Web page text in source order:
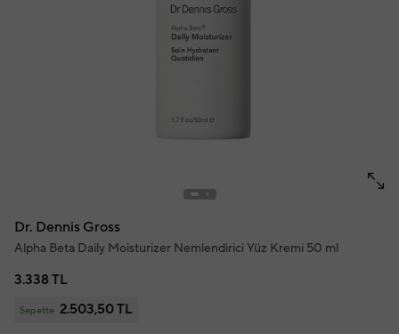
Dr. Dennis Gross
Alpha Beta Daily Moisturizer Nemlendirici Yüz Kremi 50 ml
3.338 TL
Sepette 2.503,50 TL